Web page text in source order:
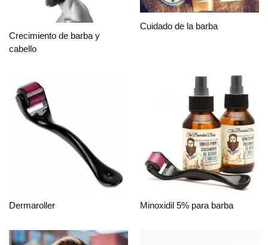
Crecimiento de barba y
cabello
Cuidado de la barba
Dermaroller Minoxidil 5% para barba